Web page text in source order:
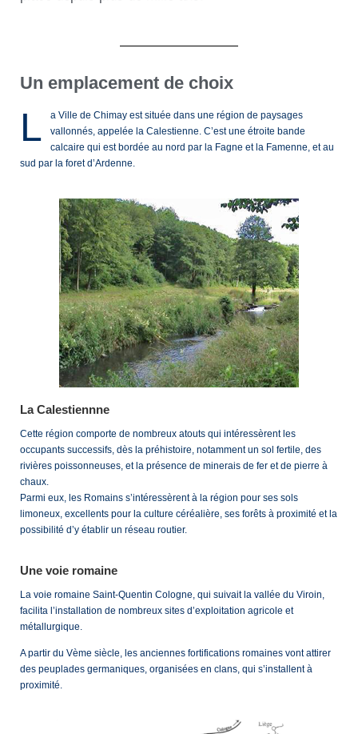
Un emplacement de choix
L
a Ville de Chimay est située dans une région de paysages
vallonnés, appelée la Calestienne. C’est une étroite bande
calcaire qui est bordée au nord par la Fagne et la Famenne, et au
sud par la foret d’Ardenne.
La Calestiennne
Cette région comporte de nombreux atouts qui intéressèrent les
occupants successifs, dès la préhistoire, notamment un sol fertile, des
rivières poissonneuses, et la présence de minerais de fer et de pierre à
chaux.
Parmi eux, les Romains s’intéressèrent à la région pour ses sols
limoneux, excellents pour la culture céréalière, ses forêts à proximité et la
possibilité d’y établir un réseau routier.
Une voie romaine
La voie romaine Saint-Quentin Cologne, qui suivait la vallée du Viroin,
facilita l’installation de nombreux sites d’exploitation agricole et
métallurgique.
A partir du Vème siècle, les anciennes fortifications romaines vont attirer
des peuplades germaniques, organisées en clans, qui s’installent à
proximité.